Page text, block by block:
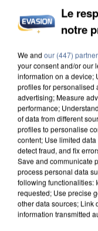
IL TUE SON FILS
EX-COMPAGNE À
Le
notre
We and our (447)
your consent and/or our
information on a device;
profiles for personalised
advertising; Measure
performance;
of data from different
profiles to personalise
content; Use limited
detect fraud, and fix
Save and communicate
process personal data
following functionalities:
requested; Use precise
other data sources; Link
information transmitted